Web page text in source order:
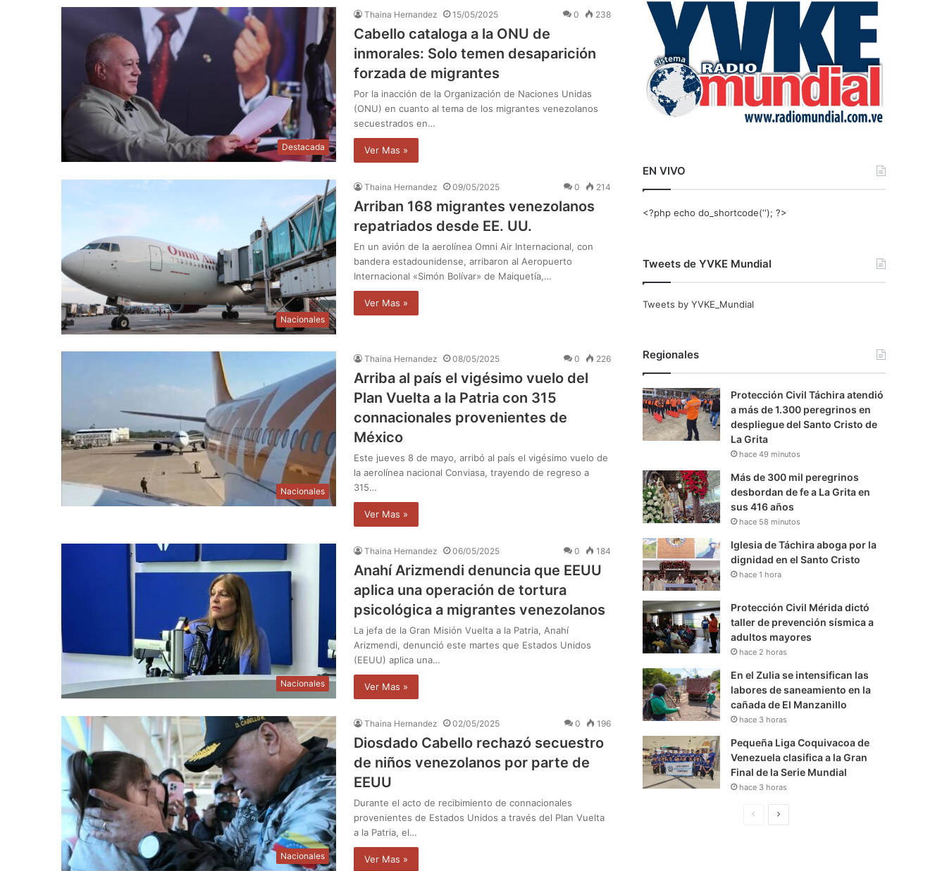
Destacada
Thaina Hernandez 15/05/2025 0 238
Cabello cataloga a la ONU de
inmorales: Solo temen desaparición
forzada de migrantes
Por la inacción de la Organización de Naciones Unidas
(ONU) en cuanto al tema de los migrantes venezolanos
secuestrados en…
Ver Mas »
Nacionales
Thaina Hernandez 09/05/2025 0 214
Arriban 168 migrantes venezolanos
repatriados desde EE. UU.
En un avión de la aerolínea Omni Air Internacional, con
bandera estadounidense, arribaron al Aeropuerto
Internacional «Simón Bolívar» de Maiquetía,…
Ver Mas »
Nacionales
Thaina Hernandez 08/05/2025 0 226
Arriba al país el vigésimo vuelo del
Plan Vuelta a la Patria con 315
connacionales provenientes de
México
Este jueves 8 de mayo, arribó al país el vigésimo vuelo de
la aerolínea nacional Conviasa, trayendo de regreso a
315…
Ver Mas »
Nacionales
Thaina Hernandez 06/05/2025 0 184
Anahí Arizmendi denuncia que EEUU
aplica una operación de tortura
psicológica a migrantes venezolanos
La jefa de la Gran Misión Vuelta a la Patria, Anahí
Arizmendi, denunció este martes que Estados Unidos
(EEUU) aplica una…
Ver Mas »
Nacionales
Thaina Hernandez 02/05/2025 0 196
Diosdado Cabello rechazó secuestro
de niños venezolanos por parte de
EEUU
Durante el acto de recibimiento de connacionales
provenientes de Estados Unidos a través del Plan Vuelta
a la Patria, el…
Ver Mas »
r
EN VIVO
<?php echo do_shortcode(‘‘); ?>
Tweets de YVKE Mundial
Tweets by YVKE_Mundial
Regionales
Protección Civil Táchira atendió
a más de 1.300 peregrinos en
despliegue del Santo Cristo de
La Grita
hace 49 minutos
Más de 300 mil peregrinos
desbordan de fe a La Grita en
sus 416 años
hace 58 minutos
Iglesia de Táchira aboga por la
dignidad en el Santo Cristo
hace 1 hora
Protección Civil Mérida dictó
taller de prevención sísmica a
adultos mayores
hace 2 horas
En el Zulia se intensifican las
labores de saneamiento en la
cañada de El Manzanillo
hace 3 horas
Pequeña Liga Coquivacoa de
Venezuela clasifica a la Gran
Final de la Serie Mundial
hace 3 horas
S